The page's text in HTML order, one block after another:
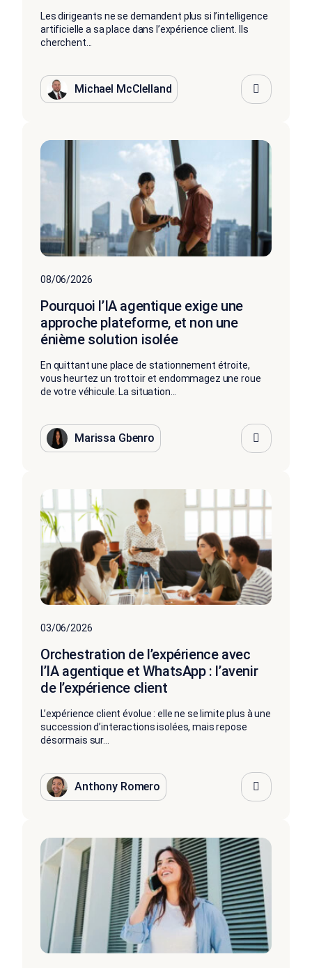
Les dirigeants ne se demandent plus si l’intelligence
artificielle a sa place dans l’expérience client. Ils
cherchent...
Michael McClelland
08/06/2026
Pourquoi l’IA agentique exige une
approche plateforme, et non une
énième solution isolée
En quittant une place de stationnement étroite,
vous heurtez un trottoir et endommagez une roue
de votre véhicule. La situation...
Marissa Gbenro
03/06/2026
Orchestration de l’expérience avec
l’IA agentique et WhatsApp : l’avenir
de l’expérience client
L’expérience client évolue : elle ne se limite plus à une
succession d’interactions isolées, mais repose
désormais sur...
Anthony Romero